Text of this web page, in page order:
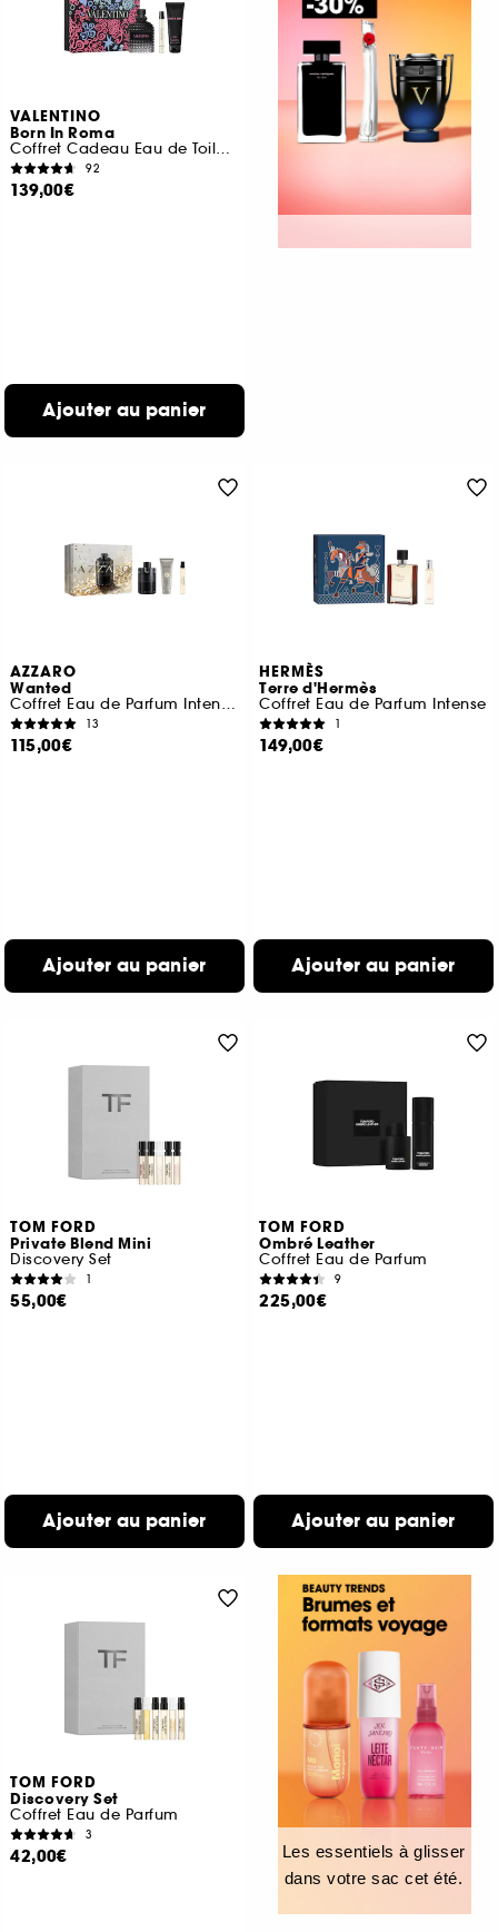
VALENTINO
Born In Roma
Coffret Cadeau Eau de Toilette Boisée Aromatique pour Homme
92
139,00€
Ajouter au panier
AZZARO
Wanted
Coffret Eau de Parfum Intense, Gel Cheveux & Corps et Format Voyage
13
115,00€
Ajouter au panier
HERMÈS
Terre d'Hermès
Coffret Eau de Parfum Intense
1
149,00€
Ajouter au panier
TOM FORD
Private Blend Mini
Discovery Set
1
55,00€
Ajouter au panier
TOM FORD
Ombré Leather
Coffret Eau de Parfum
9
225,00€
Ajouter au panier
TOM FORD
Discovery Set
Coffret Eau de Parfum
3
42,00€
Les essentiels à glisser
dans votre sac cet été.